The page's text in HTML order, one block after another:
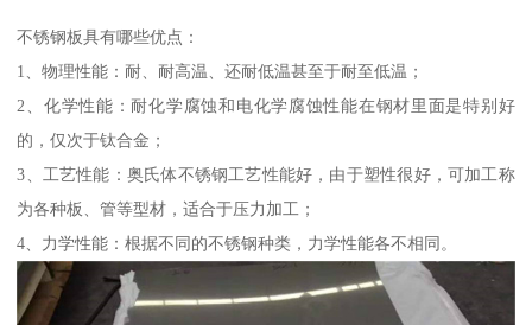
不锈钢板具有哪些优点：
1、物理性能：耐、耐高温、还耐低温甚至于耐至低温；
2、化学性能：耐化学腐蚀和电化学腐蚀性能在钢材里面是特别好
的，仅次于钛合金；
3、工艺性能：奥氏体不锈钢工艺性能好，由于塑性很好，可加工称
为各种板、管等型材，适合于压力加工；
4、力学性能：根据不同的不锈钢种类，力学性能各不相同。